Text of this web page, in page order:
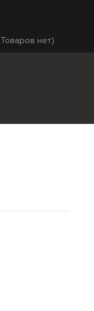
Товаров нет)